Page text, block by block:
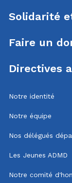
Solidarité
Faire un
Directives
Notre identité
Notre équipe
Nos délégués
Les Jeunes ADMD
Notre comité